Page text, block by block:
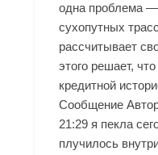
одна проблема —
сухопутных
рассчитывает
этого решает,
кредитной
Сообщение
21:29 я пекла
плучилось